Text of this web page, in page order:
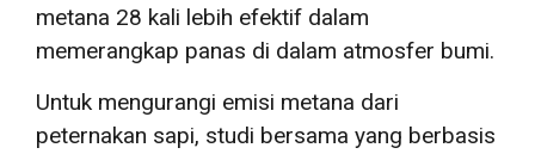
metana 28 kali lebih efektif dalam
memerangkap panas di dalam atmosfer bumi.
Untuk mengurangi emisi metana dari
peternakan sapi, studi bersama yang berbasis